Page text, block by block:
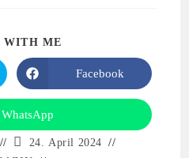
WITH ME
Facebook
WhatsApp
24. April 2024